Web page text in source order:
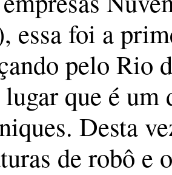
essa foi a
pelo Rio
que é um
Desta
de robô e